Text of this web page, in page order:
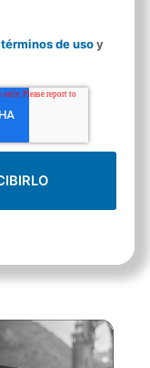
términos de usoy